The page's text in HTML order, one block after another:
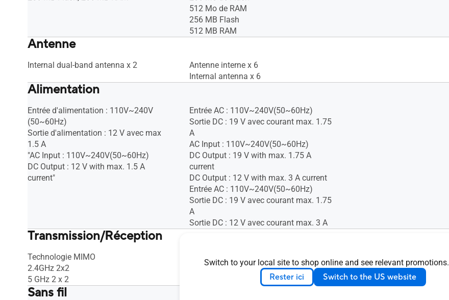
Switch to your local site to shop online and see relevant promotions.
Rester ici Switch to the US website
512 Mo de RAM
256 MB Flash
512 MB RAM
Antenne
Internal dual-band antenna x 2
Antenne interne x 6
Internal antenna x 6
Alimentation
Entrée d'alimentation : 110V~240V
(50~60Hz)
Sortie d'alimentation : 12 V avec max
1.5 A
"AC Input : 110V~240V(50~60Hz)
DC Output : 12 V with max. 1.5 A
current"
Entrée AC : 110V~240V(50~60Hz)
Sortie DC : 19 V avec courant max. 1.75
A
AC Input : 110V~240V(50~60Hz)
DC Output : 19 V with max. 1.75 A
current
DC Output : 12 V with max. 3 A current
Entrée AC : 110V~240V(50~60Hz)
Sortie DC : 19 V avec courant max. 1.75
A
Sortie DC : 12 V avec courant max. 3 A
Transmission/Réception
Technologie MIMO
2.4GHz 2x2
5 GHz 2 x 2
2.4GHz 2x2
5GHz-1 2x2
Sans fil